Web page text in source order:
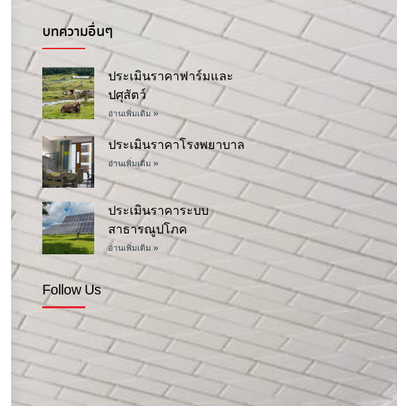
บทความอื่นๆ
ประเมินราคาฟาร์มและ
ปศุสัตว์
อ่านเพิ่มเติม »
ประเมินราคาโรงพยาบาล
อ่านเพิ่มเติม »
ประเมินราคาระบบ
สาธารณูปโภค
อ่านเพิ่มเติม »
Follow Us